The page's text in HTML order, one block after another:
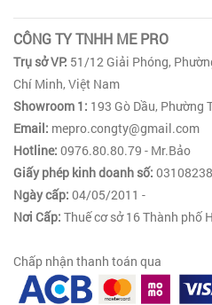
CÔNG TY TNHH ME PRO
Trụ sở VP: 51/12 Giải Phóng,
Chí Minh, Việt Nam
Showroom 1: 193 Gò Dầu, Phường
Email: mepro.congty@gmail.com
Hotline: 0976.80.80.79 - Mr.Bảo
Giấy phép kinh doanh số:
Ngày cấp: 04/05/2011 -
Nơi Cấp: Thuế cơ sở 16 Thành phố
Chấp nhận thanh toán qua